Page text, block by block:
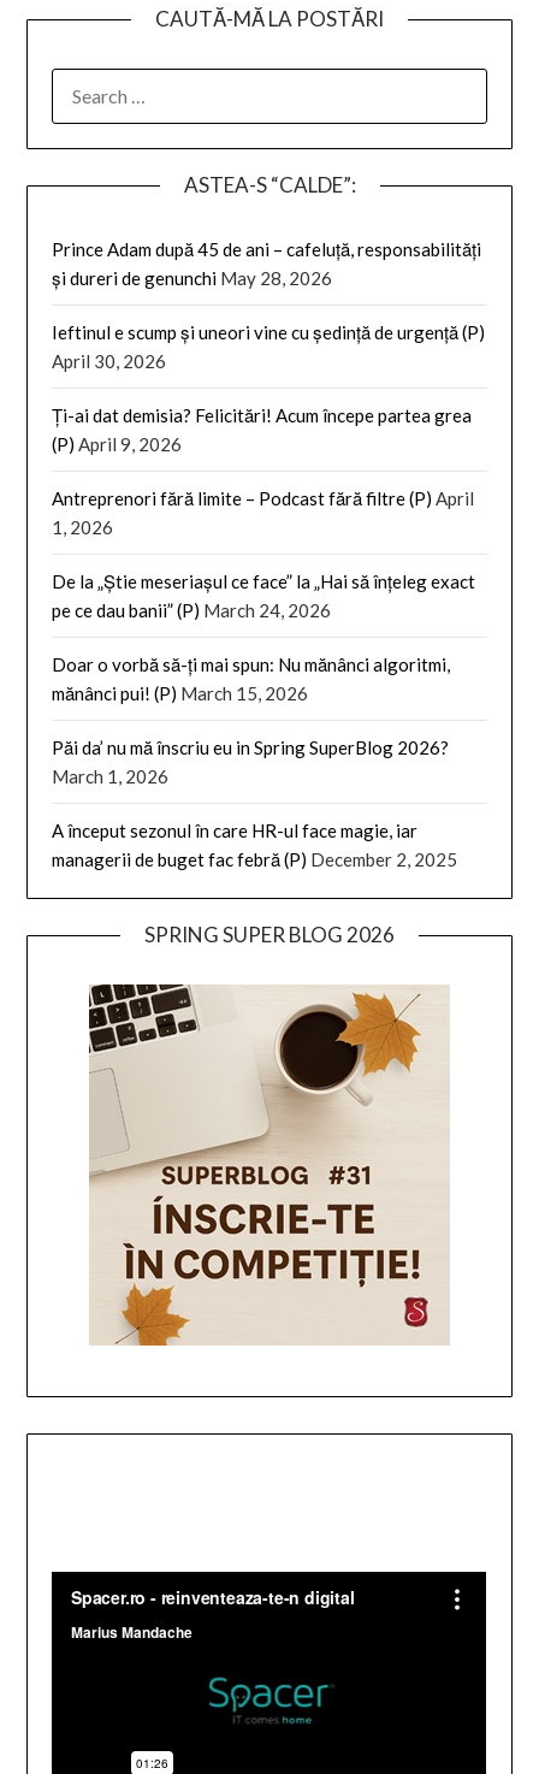
CAUTĂ-MĂ LA POSTĂRI
FOR:
ASTEA-S “CALDE”:
Prince Adam după 45 de ani – cafeluță, responsabilități
și dureri de genunchi May 28, 2026
Ieftinul e scump și uneori vine cu ședință de urgență (P)
April 30, 2026
Ți-ai dat demisia? Felicitări! Acum începe partea grea
(P) April 9, 2026
Antreprenori fără limite – Podcast fără filtre (P) April
1, 2026
De la „Știe meseriașul ce face” la „Hai să înțeleg exact
pe ce dau banii” (P) March 24, 2026
Doar o vorbă să-ți mai spun: Nu mănânci algoritmi,
mănânci pui! (P) March 15, 2026
Păi da’ nu mă înscriu eu in Spring SuperBlog 2026?
March 1, 2026
A început sezonul în care HR-ul face magie, iar
managerii de buget fac febră (P) December 2, 2025
SPRING SUPER BLOG 2026